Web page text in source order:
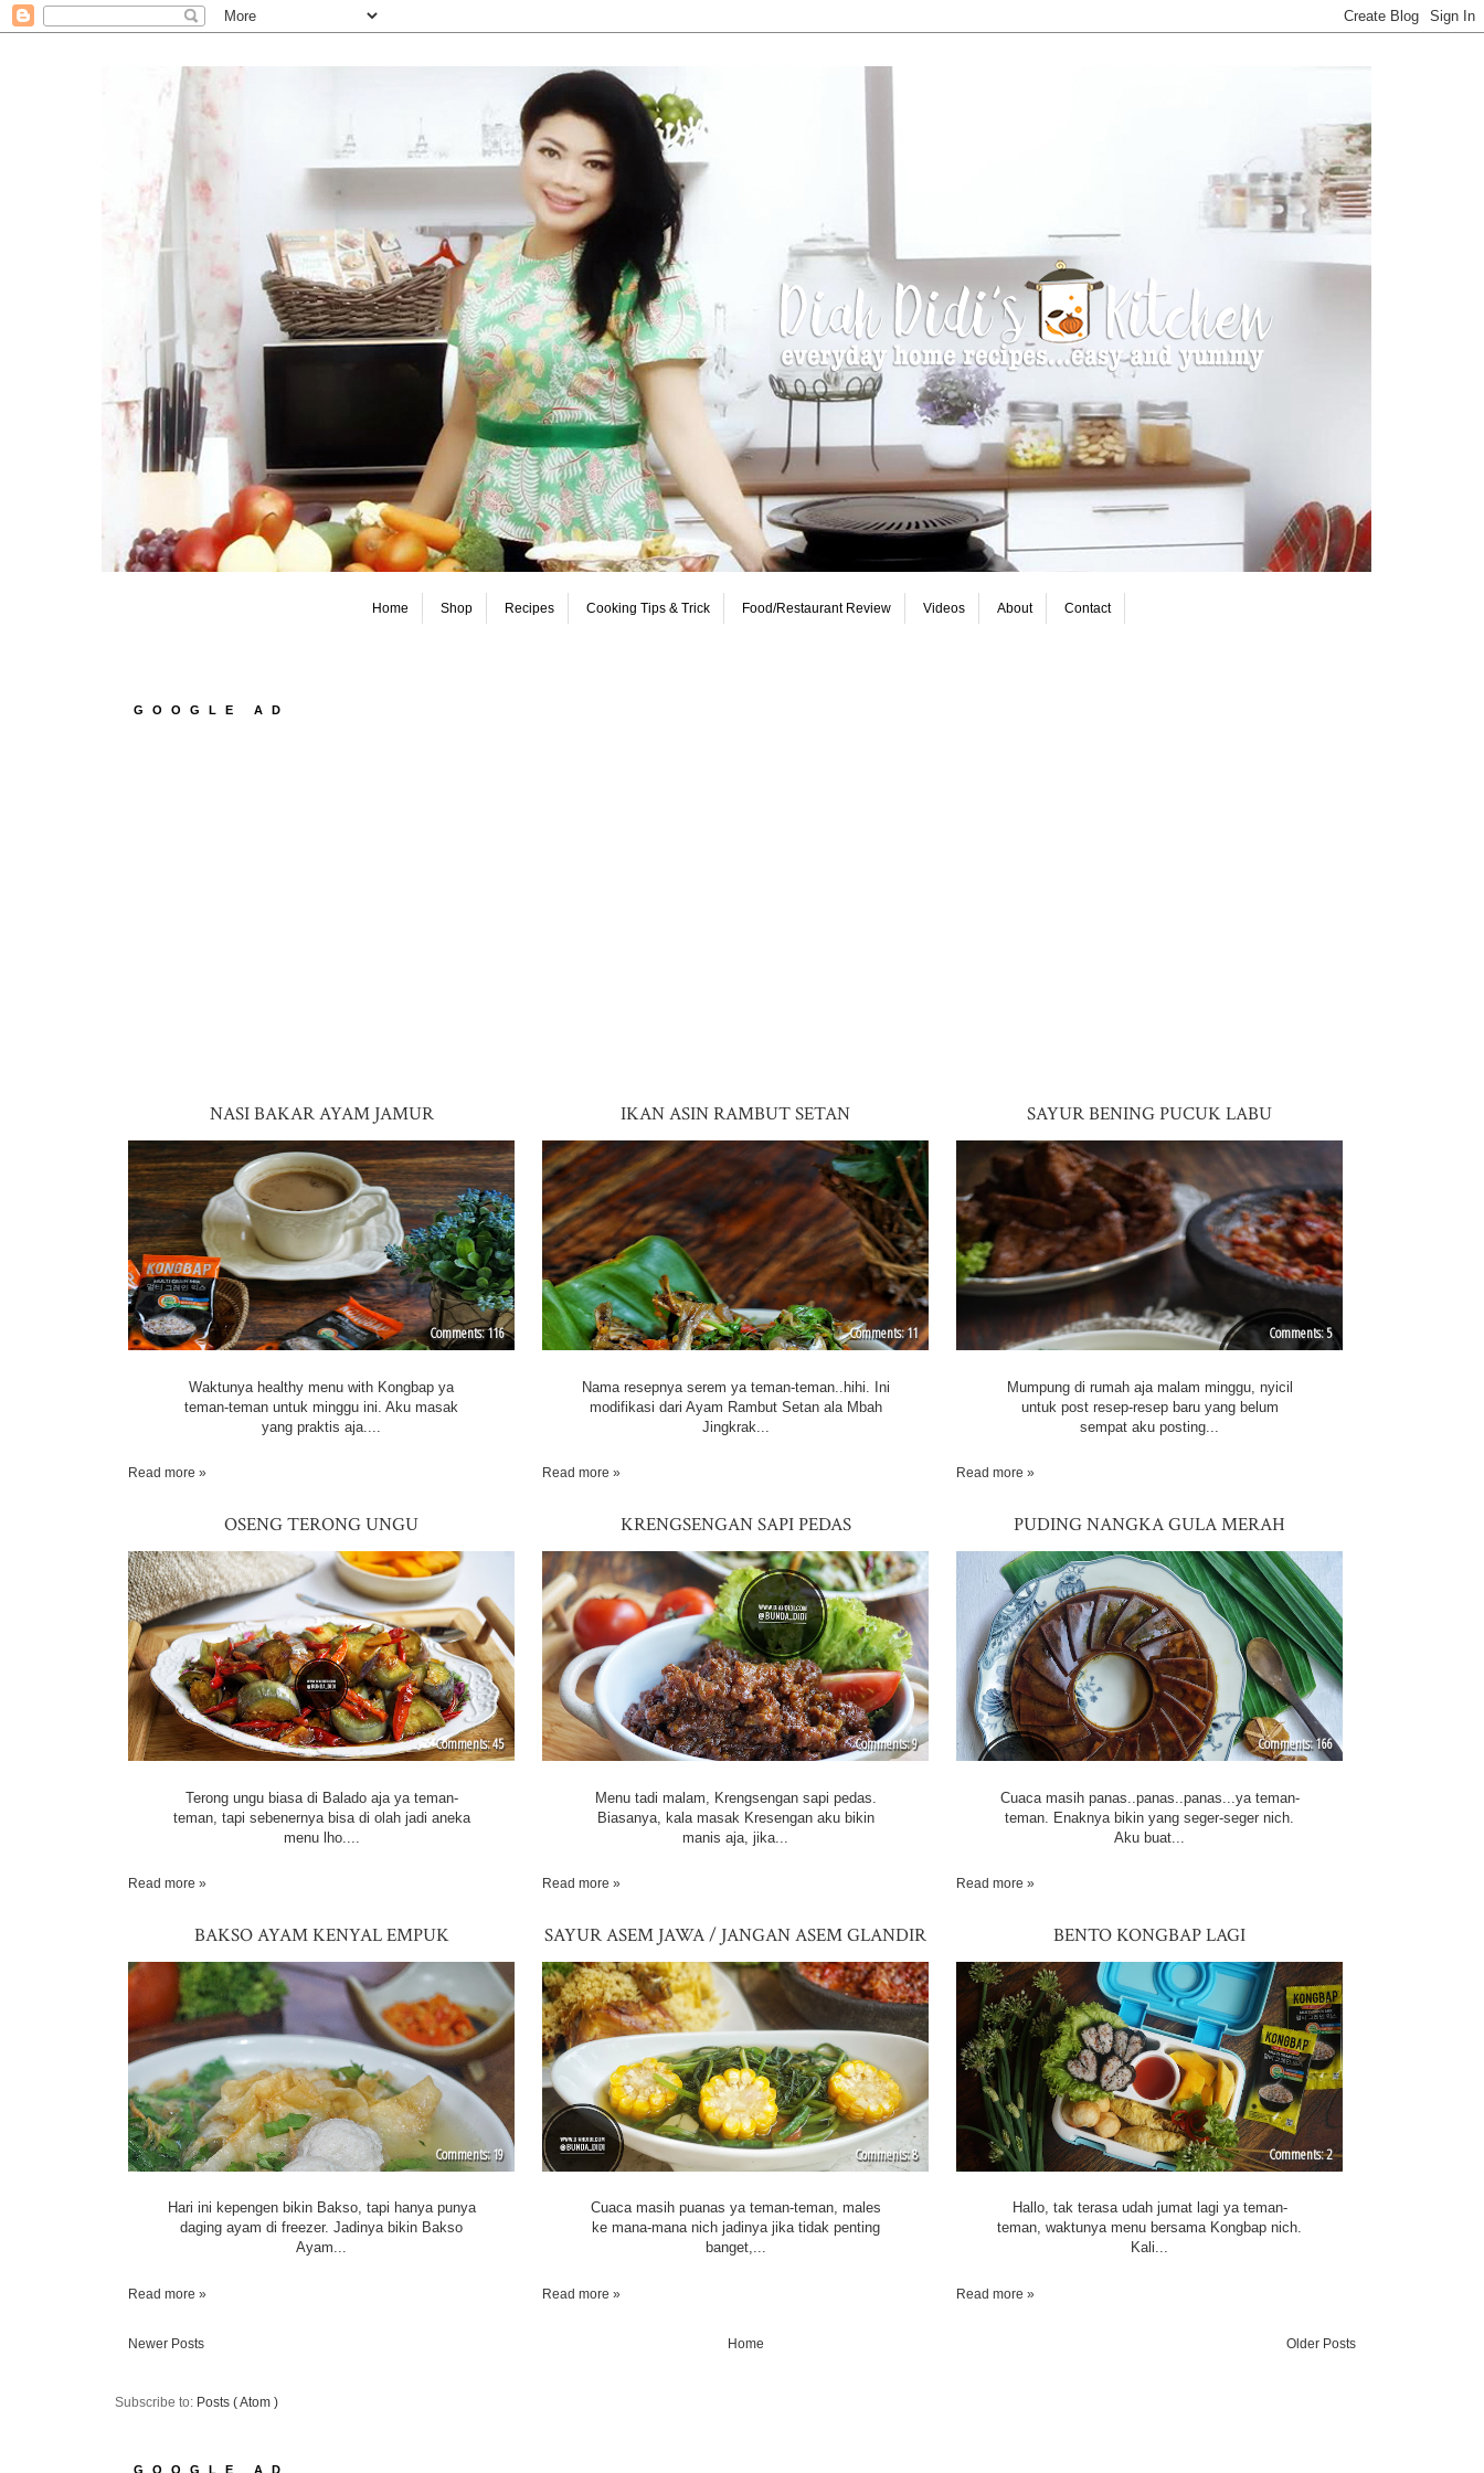
Home Shop Recipes Cooking Tips & Trick Food/Restaurant Review Videos About Contact
GOOGLE AD
NASI BAKAR AYAM JAMUR
Waktunya healthy menu with Kongbap ya
teman-teman untuk minggu ini. Aku masak
yang praktis aja....
116
Read more »
IKAN ASIN RAMBUT SETAN
Nama resepnya serem ya teman-teman..hihi. Ini
modifikasi dari Ayam Rambut Setan ala Mbah
Jingkrak...
11
Read more »
SAYUR BENING PUCUK LABU
Mumpung di rumah aja malam minggu, nyicil
untuk post resep-resep baru yang belum
sempat aku posting...
5
Read more »
OSENG TERONG UNGU
Terong ungu biasa di Balado aja ya teman-
teman, tapi sebenernya bisa di olah jadi aneka
menu lho....
45
Read more »
KRENGSENGAN SAPI PEDAS
Menu tadi malam, Krengsengan sapi pedas.
Biasanya, kala masak Kresengan aku bikin
manis aja, jika...
9
Read more »
PUDING NANGKA GULA MERAH
Cuaca masih panas..panas..panas...ya teman-
teman. Enaknya bikin yang seger-seger nich.
Aku buat...
166
Read more »
BAKSO AYAM KENYAL EMPUK
Hari ini kepengen bikin Bakso, tapi hanya punya
daging ayam di freezer. Jadinya bikin Bakso
Ayam...
19
Read more »
SAYUR ASEM JAWA / JANGAN ASEM GLANDIR
Cuaca masih puanas ya teman-teman, males
ke mana-mana nich jadinya jika tidak penting
banget,...
8
Read more »
BENTO KONGBAP LAGI
Hallo, tak terasa udah jumat lagi ya teman-
teman, waktunya menu bersama Kongbap nich.
Kali...
2
Read more »
Newer Posts Older Posts
Home
Subscribe to: Posts ( Atom )
GOOGLE AD